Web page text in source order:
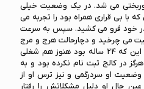
می شد. در یک وضعیت خیلی
که با بی قراری همراه بود را تجربه می
در خود فرو می کشید. سپس به سرعت
می چرخید و دچارحالت هرج و مرج
در احساس خود می شد. با وجود این که 24 ساله بود هنوز هم شغلی
در کالج ثبت نام نکرده بود و به
وضعیت او سردرگمی و نیز ترس او از
عین حال او دلیل مشکلاتش را رفتار